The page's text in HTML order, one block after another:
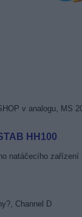
v analogu, MS
HH100
natáčecího zařízení
Channel D